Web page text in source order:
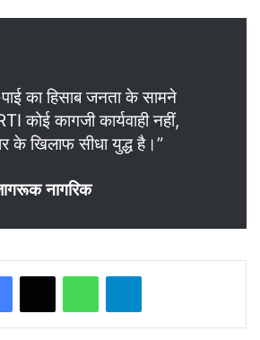
का हिसाब जनता के सामने
कोई कागजी कार्यवाही नहीं,
के खिलाफ सीधा युद्ध है।”
नागरिक
WhatsAppTelegram